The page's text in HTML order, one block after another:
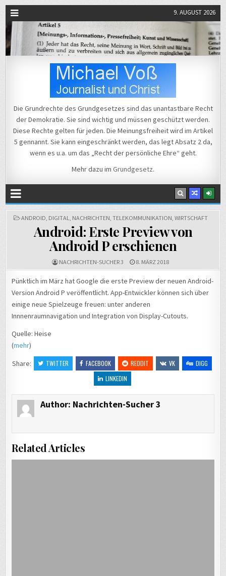
9. AUGUST 2026
Michael Voß
Die Grundrechte des Grundgesetzes sind das unantastbare Recht
der Demokratie. Sie sind wichtig und müssen geschützt werden.
Diese Rechte gelten für jeden. Die Meinungsfreiheit wird im Artikel
5 gennannt. Sie kann eingeschränkt werden, das legt Absatz 2 da,
wenn es u.a. um das „Recht der persönliche Ehre“ geht.
Mehr dazu im Grundgesetz.
POSTED
ANDROID, DIGITAL, NACHRICHTEN, TELEKOMMUNIKATION, WIRTSCHAFT
Android: Erste Preview von
Android P erschienen
NACHRICHTEN-SUCHER 3 8. MÄRZ 2018
Pünktlich im März hat Google die erste Preview der neuen Android-
Version Android P veröffentlicht. App-Entwickler können sich über
einige neue Spielzeuge freuen: unter anderen
Innnenraumnavigation und Integration von Display-Cutouts.
Quelle: Heise
(mehr)
Share:
TWITTER FACEBOOK REDDIT VK
DIGG
LINKEDIN
Author: Nachrichten-Sucher 3
Related Articles